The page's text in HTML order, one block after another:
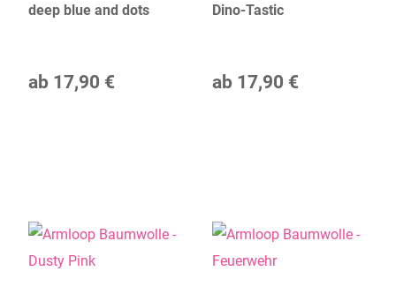
deep blue and dots
ab 17,90 €
Dino-Tastic
ab 17,90 €